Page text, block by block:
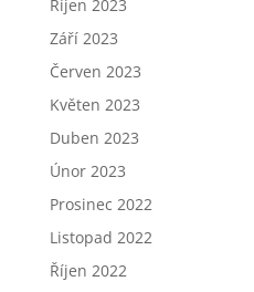
Říjen 2023
Září 2023
Červen 2023
Květen 2023
Duben 2023
Únor 2023
Prosinec 2022
Listopad 2022
Říjen 2022